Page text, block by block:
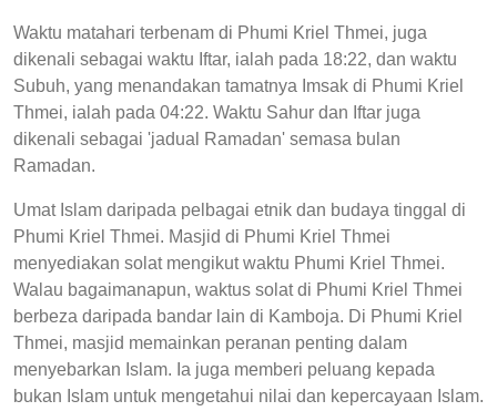
Waktu matahari terbenam di Phumi Kriel Thmei, juga
dikenali sebagai waktu Iftar, ialah pada 18:22, dan waktu
Subuh, yang menandakan tamatnya Imsak di Phumi Kriel
Thmei, ialah pada 04:22. Waktu Sahur dan Iftar juga
dikenali sebagai 'jadual Ramadan' semasa bulan
Ramadan.
Umat Islam daripada pelbagai etnik dan budaya tinggal di
Phumi Kriel Thmei. Masjid di Phumi Kriel Thmei
menyediakan solat mengikut waktu Phumi Kriel Thmei.
Walau bagaimanapun, waktus solat di Phumi Kriel Thmei
berbeza daripada bandar lain di Kamboja. Di Phumi Kriel
Thmei, masjid memainkan peranan penting dalam
menyebarkan Islam. Ia juga memberi peluang kepada
bukan Islam untuk mengetahui nilai dan kepercayaan Islam.